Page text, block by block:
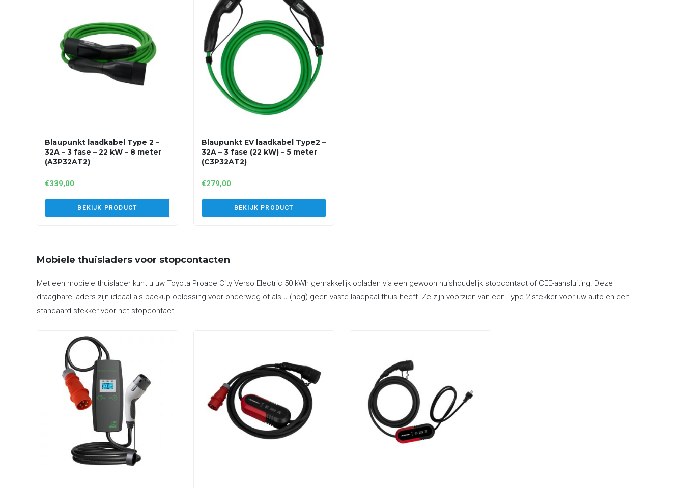
Blaupunkt laadkabel Type 2 –
32A – 3 fase – 22 kW – 8 meter
(A3P32AT2)
€339,00
BEKIJK PRODUCT
Blaupunkt EV laadkabel Type2 –
32A – 3 fase (22 kW) – 5 meter
(C3P32AT2)
€279,00
BEKIJK PRODUCT
Mobiele thuisladers voor stopcontacten
Met een mobiele thuislader kunt u uw Toyota Proace City Verso Electric 50 kWh gemakkelijk opladen via een gewoon huishoudelijk stopcontact of CEE-aansluiting. Deze
draagbare laders zijn ideaal als backup-oplossing voor onderweg of als u (nog) geen vaste laadpaal thuis heeft. Ze zijn voorzien van een Type 2 stekker voor uw auto en een
standaard stekker voor het stopcontact.